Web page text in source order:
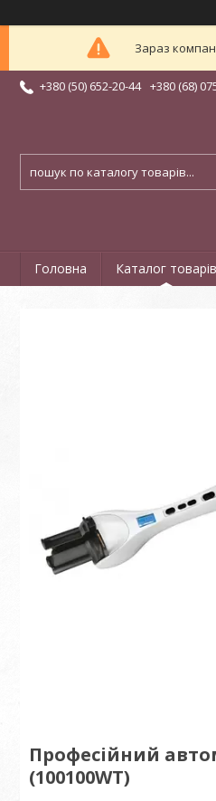
Зараз
+380 (50) 652-20-44 +380 (68)
Головна Каталог товарів
Професійний
(100100WT)